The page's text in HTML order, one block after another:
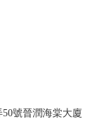
號晉潤海棠大廈